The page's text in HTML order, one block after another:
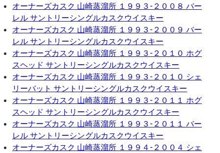
オーナーズカスク 山崎蒸溜所 １９９３-２００８ バー
レル サントリーシングルカスクウイスキー
オーナーズカスク 山崎蒸溜所 １９９３-２００９ バー
レル サントリーシングルカスクウイスキー
オーナーズカスク 山崎蒸溜所 １９９３-２０１０ ホグ
スヘッド サントリーシングルカスクウイスキー
オーナーズカスク 山崎蒸溜所 １９９３-２０１０ シェ
リーバット サントリーシングルカスクウイスキー
オーナーズカスク 山崎蒸溜所 １９９３-２０１１ ホグ
スヘッド サントリーシングルカスクウイスキー
オーナーズカスク 山崎蒸溜所 １９９３-２０１１ バー
レル サントリーシングルカスクウイスキー
オーナーズカスク 山崎蒸溜所 １９９４-２００４ シェ